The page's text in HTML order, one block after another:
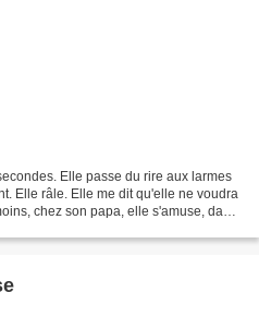
Elle passe du rire aux larmes
Elle râle. Elle me dit qu'elle ne voudra
chez son papa, elle s'amuse, dans